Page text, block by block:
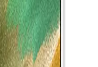
يبدأ من 406 جنيه / الشهر
هونر باد X9a - رامات 8 جيجا - 128 جيجا بايت - LTE - جراب - رمادي
16,499